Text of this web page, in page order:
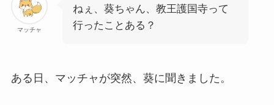
マッチャ
ねぇ、葵ちゃん、教王護国寺って
行ったことある？
ある日、マッチャが突然、葵に聞きました。